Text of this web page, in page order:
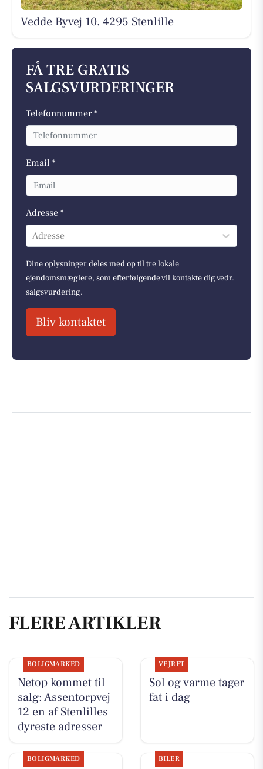
Vedde Byvej 10, 4295 Stenlille
FÅ TRE GRATIS
SALGSVURDERINGER
Telefonnummer *
Email *
Adresse *
Adresse
Dine oplysninger deles med op til tre lokale
ejendomsmæglere, som efterfølgende vil kontakte dig vedr.
salgsvurdering.
Bliv kontaktet
FLERE ARTIKLER
BOLIGMARKED
Netop kommet til
salg: Assentorpvej
12 en af Stenlilles
dyreste adresser
VEJRET
Sol og varme tager
fat i dag
BOLIGMARKED BILER